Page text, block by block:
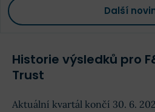
Další
Historie výsledků pro
Trust
Aktuální kvartál končí 30. 6.